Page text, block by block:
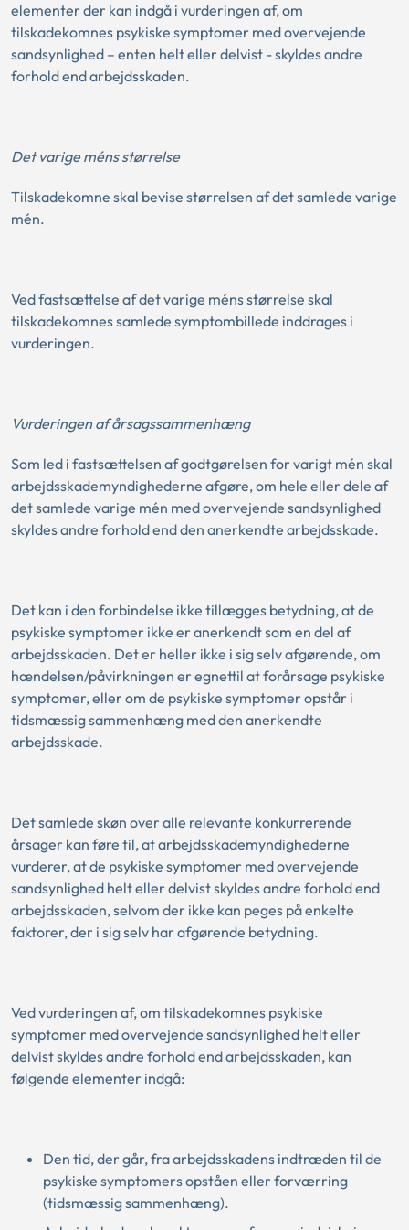
elementer der kan indgå i vurderingen af, om
tilskadekomnes psykiske symptomer med overvejende
sandsynlighed – enten helt eller delvist - skyldes andre
forhold end arbejdsskaden.
Det varige méns størrelse
Tilskadekomne skal bevise størrelsen af det samlede varige
mén.
Ved fastsættelse af det varige méns størrelse skal
tilskadekomnes samlede symptombillede inddrages i
vurderingen.
Vurderingen af årsagssammenhæng
Som led i fastsættelsen af godtgørelsen for varigt mén skal
arbejdsskademyndighederne afgøre, om hele eller dele af
det samlede varige mén med overvejende sandsynlighed
skyldes andre forhold end den anerkendte arbejdsskade.
Det kan i den forbindelse ikke tillægges betydning, at de
psykiske symptomer ikke er anerkendt som en del af
arbejdsskaden. Det er heller ikke i sig selv afgørende, om
hændelsen/påvirkningen er egnettil at forårsage psykiske
symptomer, eller om de psykiske symptomer opstår i
tidsmæssig sammenhæng med den anerkendte
arbejdsskade.
Det samlede skøn over alle relevante konkurrerende
årsager kan føre til, at arbejdsskademyndighederne
vurderer, at de psykiske symptomer med overvejende
sandsynlighed helt eller delvist skyldes andre forhold end
arbejdsskaden, selvom der ikke kan peges på enkelte
faktorer, der i sig selv har afgørende betydning.
Ved vurderingen af, om tilskadekomnes psykiske
symptomer med overvejende sandsynlighed helt eller
delvist skyldes andre forhold end arbejdsskaden, kan
følgende elementer indgå:
Den tid, der går, fra arbejdsskadens indtræden til de
psykiske symptomers opståen eller forværring
(tidsmæssig sammenhæng).